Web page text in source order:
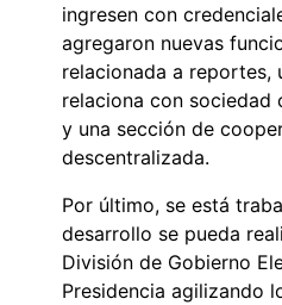
ingresen con
agregaron nuevas
relacionada a reportes,
relaciona con
y una sección de
descentralizada.
Por último, se está
desarrollo se pueda
División de Gobierno
Presidencia agilizando